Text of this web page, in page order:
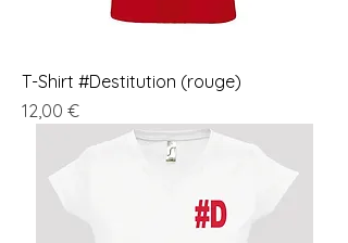
T-Shirt #Destitution (rouge)
Prix
12,00 €